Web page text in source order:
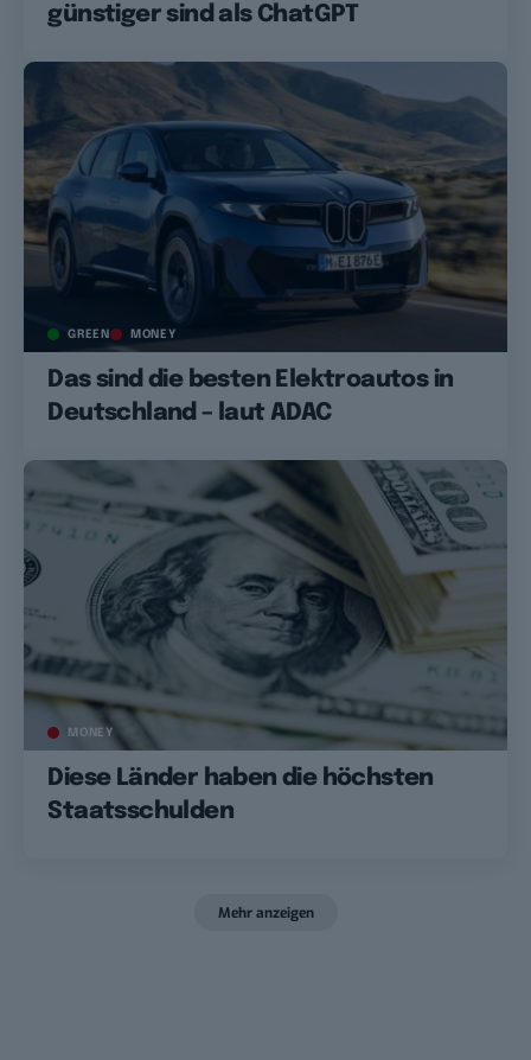
günstiger sind als ChatGPT
GREEN MONEY
Das sind die besten Elektroautos in
Deutschland – laut ADAC
MONEY
Diese Länder haben die höchsten
Staatsschulden
Mehr anzeigen